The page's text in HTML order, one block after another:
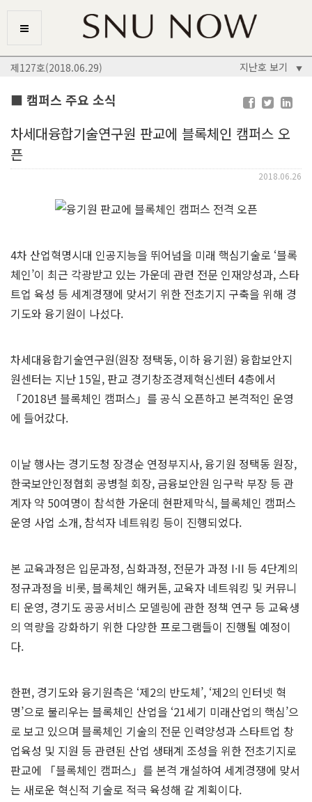
제127호(2018.06.29) 지난호 보기 ▼
■ 캠퍼스 주요 소식
차세대융합기술연구원 판교에 블록체인 캠퍼스 오
픈
2018.06.26
4차 산업혁명시대 인공지능을 뛰어넘을 미래 핵심기술로 ‘블록
체인’이 최근 각광받고 있는 가운데 관련 전문 인재양성과, 스타
트업 육성 등 세계경쟁에 맞서기 위한 전초기지 구축을 위해 경
기도와 융기원이 나섰다.
차세대융합기술연구원(원장 정택동, 이하 융기원) 융합보안지
원센터는 지난 15일, 판교 경기창조경제혁신센터 4층에서
「2018년 블록체인 캠퍼스」를 공식 오픈하고 본격적인 운영
에 들어갔다.
이날 행사는 경기도청 장경순 연정부지사, 융기원 정택동 원장,
한국보안인정협회 공병철 회장, 금융보안원 임구락 부장 등 관
계자 약 50여명이 참석한 가운데 현판제막식, 블록체인 캠퍼스
운영 사업 소개, 참석자 네트워킹 등이 진행되었다.
본 교육과정은 입문과정, 심화과정, 전문가 과정 I·II 등 4단계의
정규과정을 비롯, 블록체인 해커톤, 교육자 네트워킹 및 커뮤니
티 운영, 경기도 공공서비스 모델링에 관한 정책 연구 등 교육생
의 역량을 강화하기 위한 다양한 프로그램들이 진행될 예정이
다.
한편, 경기도와 융기원측은 ‘제2의 반도체’, ‘제2의 인터넷 혁
명’으로 불리우는 블록체인 산업을 ‘21세기 미래산업의 핵심’으
로 보고 있으며 블록체인 기술의 전문 인력양성과 스타트업 창
업육성 및 지원 등 관련된 산업 생태계 조성을 위한 전초기지로
판교에 「블록체인 캠퍼스」를 본격 개설하여 세계경쟁에 맞서
는 새로운 혁신적 기술로 적극 육성해 갈 계획이다.